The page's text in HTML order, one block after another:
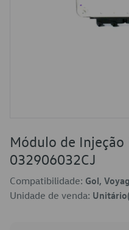
Módulo de Injeção
032906032CJ
Compatibilidade: Gol,
Unidade de venda: